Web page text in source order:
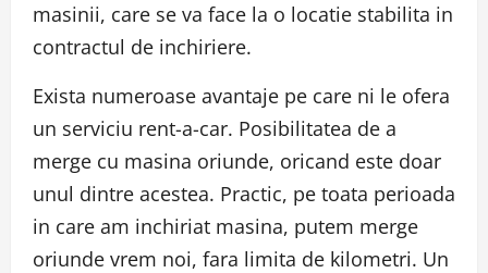
masinii, care se va face la o locatie stabilita in
contractul de inchiriere.
Exista numeroase avantaje pe care ni le ofera
un serviciu rent-a-car. Posibilitatea de a
merge cu masina oriunde, oricand este doar
unul dintre acestea. Practic, pe toata perioada
in care am inchiriat masina, putem merge
oriunde vrem noi, fara limita de kilometri. Un